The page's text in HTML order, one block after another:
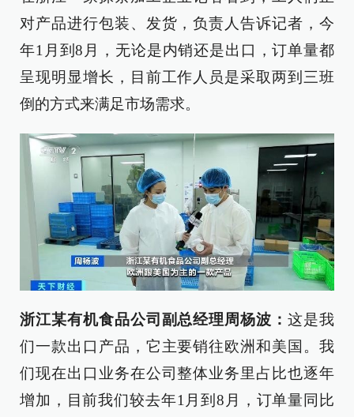
对产品进行包装、发货，负责人告诉记者，今
年1月到8月，无论是内销还是出口，订单量都
呈现明显增长，目前工作人员是采取两到三班
倒的方式来满足市场需求。
浙江某有机食品公司副总经理周杨波：这是我
们一款出口产品，它主要销往欧洲和美国。我
们现在出口业务在公司整体业务里占比也逐年
增加，目前我们较去年1月到8月，订单量同比